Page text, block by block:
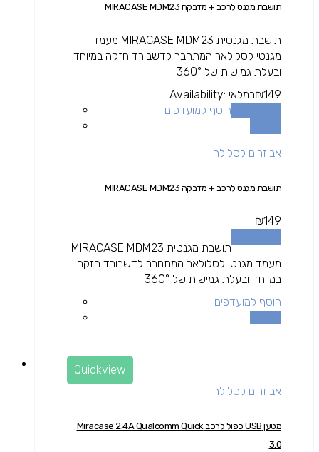
תושבת מגנט לרכב + מדבקה MIRACASE MDM23
תושבת מגנטית MIRACASE MDM23 מעמד
מגנטי לסלולאר המתחבר לדשבורד חזקה במיוחד
ובעלת גמישות של 360°
₪149
Availability: במלאי
הוסף למועדפים
אביזרים לסלולר
תושבת מגנט לרכב + מדבקה MIRACASE MDM23
₪149
תושבת מגנטית MIRACASE MDM23
מעמד מגנטי לסלולאר המתחבר לדשבורד חזקה
במיוחד ובעלת גמישות של 360°
הוסף למועדפים
Quickview
אביזרים לסלולר
מטען USB כפול לרכב Miracase 2.4A Qualcomm Quick
3.0